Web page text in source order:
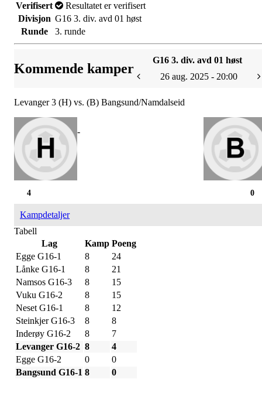
Verifisert
Resultatet er verifisert
Divisjon G16 3. div. avd 01 høst
Runde
3. runde
Kommende kamper
G16 3. div. avd 01 høst
26 aug. 2025 - 20:00
Levanger 3 (H) vs. (B) Bangsund/Namdalseid
-
0
4
Kampdetaljer
Tabell
Lag
Kamp Poeng
Egge G16-1
8
24
Lånke G16-1
8
21
Namsos G16-3
8
15
Vuku G16-2
8
15
Neset G16-1
8
12
Steinkjer G16-3
8
8
Inderøy G16-2
8
7
Levanger G16-2 8
4
Egge G16-2
0
0
Bangsund G16-1 8 0